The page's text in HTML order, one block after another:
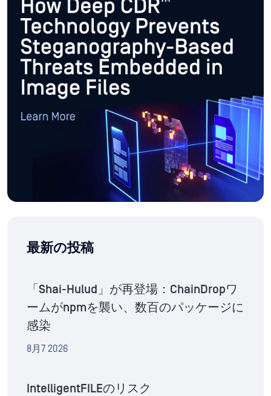
最新の投稿
「Shai-Hulud」が再登場：ChainDropワ
ームがnpmを襲い、数百のパッケージに
感染
8月7 2026
IntelligentFILEのリスク